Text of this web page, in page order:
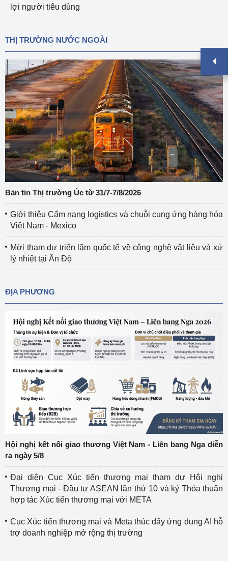
lợi người tiêu dùng
THỊ TRƯỜNG NƯỚC NGOÀI
Bản tin Thị trường Úc từ 31/7-7/8/2026
Giới thiệu Cẩm nang logistics và chuỗi cung ứng hàng hóa
Việt Nam - Mexico
Mời tham dự triển lãm quốc tế về công nghệ vật liệu và xử
lý nhiệt tại Ấn Độ
ĐỊA PHƯƠNG
Hội nghị kết nối giao thương Việt Nam - Liên bang Nga diễn
ra ngày 5/8
Đại diện Cục Xúc tiến thương mại tham dự Hội nghị
Thương mại - Đầu tư ASEAN lần thứ 10 và ký Thỏa thuận
hợp tác Xúc tiến thương mại với META
Cục Xúc tiến thương mại và Meta thúc đẩy ứng dụng AI hỗ
trợ doanh nghiệp mở rộng thị trường